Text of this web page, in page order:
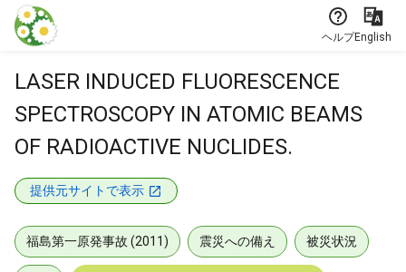
本文に飛ぶ
ヘルプEnglish
LASER INDUCED FLUORESCENCE
SPECTROSCOPY IN ATOMIC BEAMS
OF RADIOACTIVE NUCLIDES.
提供元サイトで表示
福島第一原発事故 (2011) 震災への備え 被災状況